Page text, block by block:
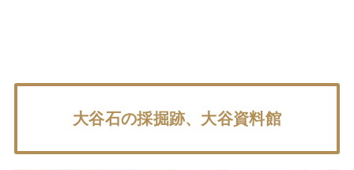
大谷石の採掘跡、大谷資料館